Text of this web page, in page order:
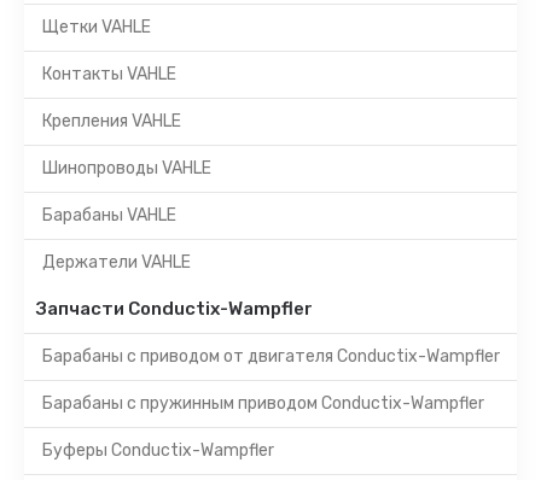
Щетки VAHLE
Контакты VAHLE
Крепления VAHLE
Шинопроводы VAHLE
Барабаны VAHLE
Держатели VAHLE
Запчасти Conductix-Wampfler
Барабаны с приводом от двигателя Conductix-Wampfler
Барабаны с пружинным приводом Conductix-Wampfler
Буферы Conductix-Wampfler